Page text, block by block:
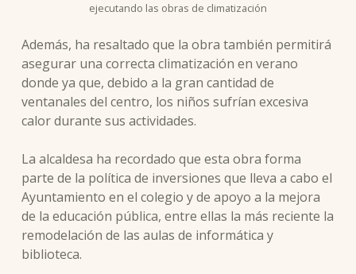
ejecutando las obras de climatización
Además, ha resaltado que la obra también permitirá
asegurar una correcta climatización en verano
donde ya que, debido a la gran cantidad de
ventanales del centro, los niños sufrían excesiva
calor durante sus actividades.
La alcaldesa ha recordado que esta obra forma
parte de la política de inversiones que lleva a cabo el
Ayuntamiento en el colegio y de apoyo a la mejora
de la educación pública, entre ellas la más reciente la
remodelación de las aulas de informática y
biblioteca.